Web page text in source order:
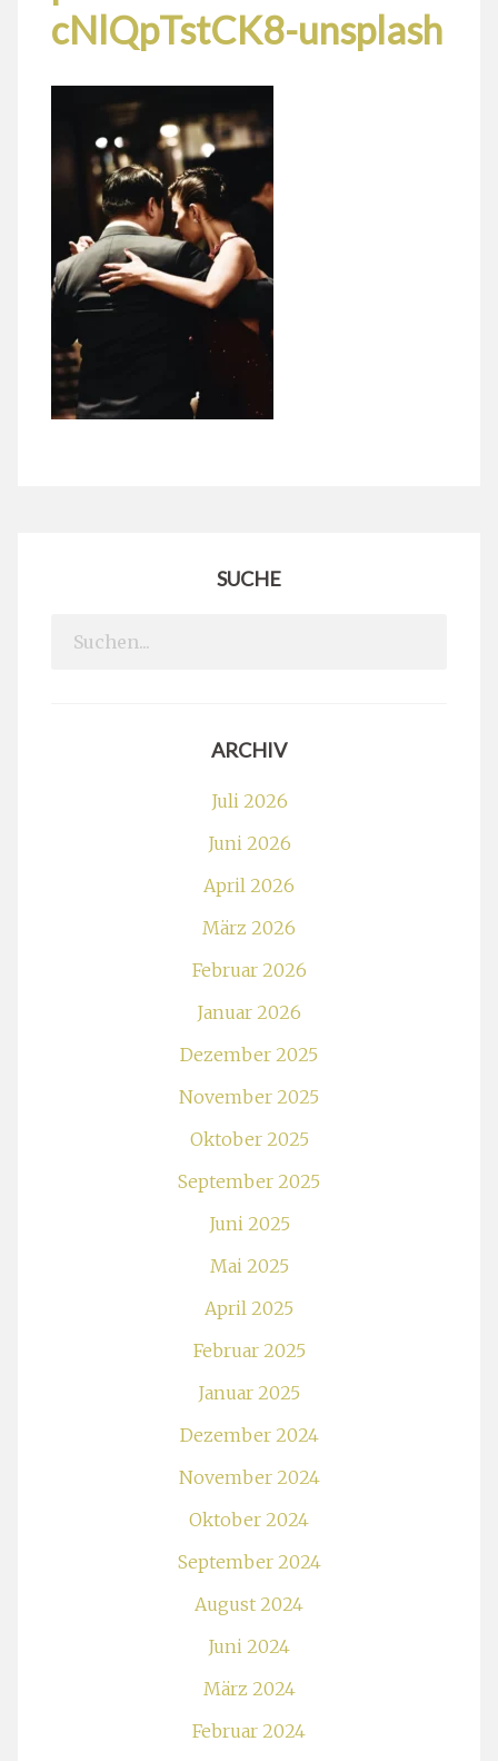
cNlQpTstCK8-unsplash
SUCHE
Search
ARCHIV
Juli 2026
Juni 2026
April 2026
März 2026
Februar 2026
Januar 2026
Dezember 2025
November 2025
Oktober 2025
September 2025
Juni 2025
Mai 2025
April 2025
Februar 2025
Januar 2025
Dezember 2024
November 2024
Oktober 2024
September 2024
August 2024
Juni 2024
März 2024
Februar 2024